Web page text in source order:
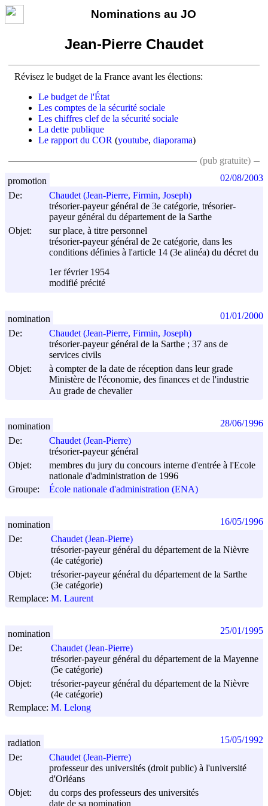
Nominations au JO
Jean-Pierre Chaudet
Révisez le budget de la France avant les élections:
Le budget de l'État
Les comptes de la sécurité sociale
Les chiffres clef de la sécurité sociale
La dette publique
Le rapport du COR (youtube, diaporama)
(pub gratuite)
De:
Chaudet (Jean-Pierre, Firmin, Joseph)
trésorier-payeur général de 3e catégorie, trésorier-
payeur général du département de la Sarthe
Objet:
sur place, à titre personnel
trésorier-payeur général de 2e catégorie, dans les
conditions définies à l'article 14 (3e alinéa) du décret du
1er février 1954
modifié précité
promotion 02/08/2003
De:
Chaudet (Jean-Pierre, Firmin, Joseph)
trésorier-payeur général de la Sarthe ; 37 ans de
services civils
Objet:
à compter de la date de réception dans leur grade
Ministère de l'économie, des finances et de l'industrie
Au grade de chevalier
nomination 01/01/2000
De:
Chaudet (Jean-Pierre)
trésorier-payeur général
Objet:
membres du jury du concours interne d'entrée à l'Ecole
nationale d'administration de 1996
Groupe:
École nationale d'administration (ENA)
nomination 28/06/1996
De:
Chaudet (Jean-Pierre)
trésorier-payeur général du département de la Nièvre
(4e catégorie)
Objet:
trésorier-payeur général du département de la Sarthe
(3e catégorie)
Remplace: M. Laurent
nomination 16/05/1996
De:
Chaudet (Jean-Pierre)
trésorier-payeur général du département de la Mayenne
(5e catégorie)
Objet:
trésorier-payeur général du département de la Nièvre
(4e catégorie)
Remplace: M. Lelong
nomination 25/01/1995
De:
Chaudet (Jean-Pierre)
professeur des universités (droit public) à l'université
d'Orléans
Objet:
du corps des professeurs des universités
date de sa nomination
radiation 15/05/1992